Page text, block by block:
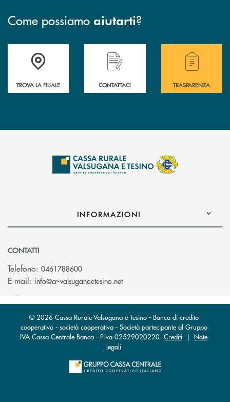
Come possiamo aiutarti?
Accedi all' elenco completo delle filiali .
TROVA LA FILIALE
Hai bisogno di assistenza immediata?
CONTATTACI
Hai bisogno di
TRASPARENZA
INFORMAZIONI
CONTATTI
Telefono: 0461788600
E-mail: info@cr-valsuganaetesino.net(si apre l’app di posta
© 2026 Cassa Rurale Valsugana e Tesino - Banca di credito
cooperativo - società cooperativa - Società partecipante al Gruppo
IVA Cassa Centrale Banca · P.Iva 02529020220 Crediti | Note
legali